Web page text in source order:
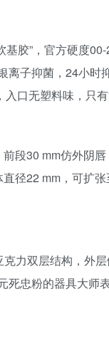
基胶”，官方硬度
离子抑菌，24小时
口无塑料味，只有
段30 mm仿外阴
径22 mm，可扩
力双层结构，外
忠粉的器具大师